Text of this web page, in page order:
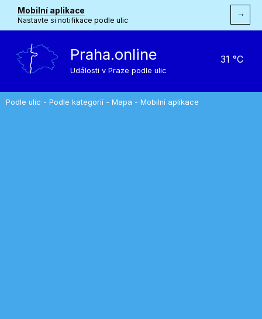
Mobilní aplikace
Nastavte si notifikace podle ulic
→
Praha.online
Události v Praze podle ulic
31 °C
Podle ulic - Podle kategorií - Mapa - Mobilní aplikace